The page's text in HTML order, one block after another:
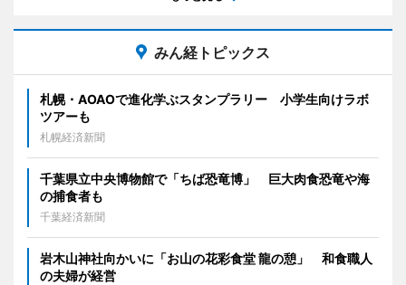
みん経トピックス
札幌・AOAOで進化学ぶスタンプラリー 小学生向けラボ
ツアーも
札幌経済新聞
千葉県立中央博物館で「ちば恐竜博」 巨大肉食恐竜や海
の捕食者も
千葉経済新聞
岩木山神社向かいに「お山の花彩食堂 龍の憩」 和食職人
の夫婦が経営